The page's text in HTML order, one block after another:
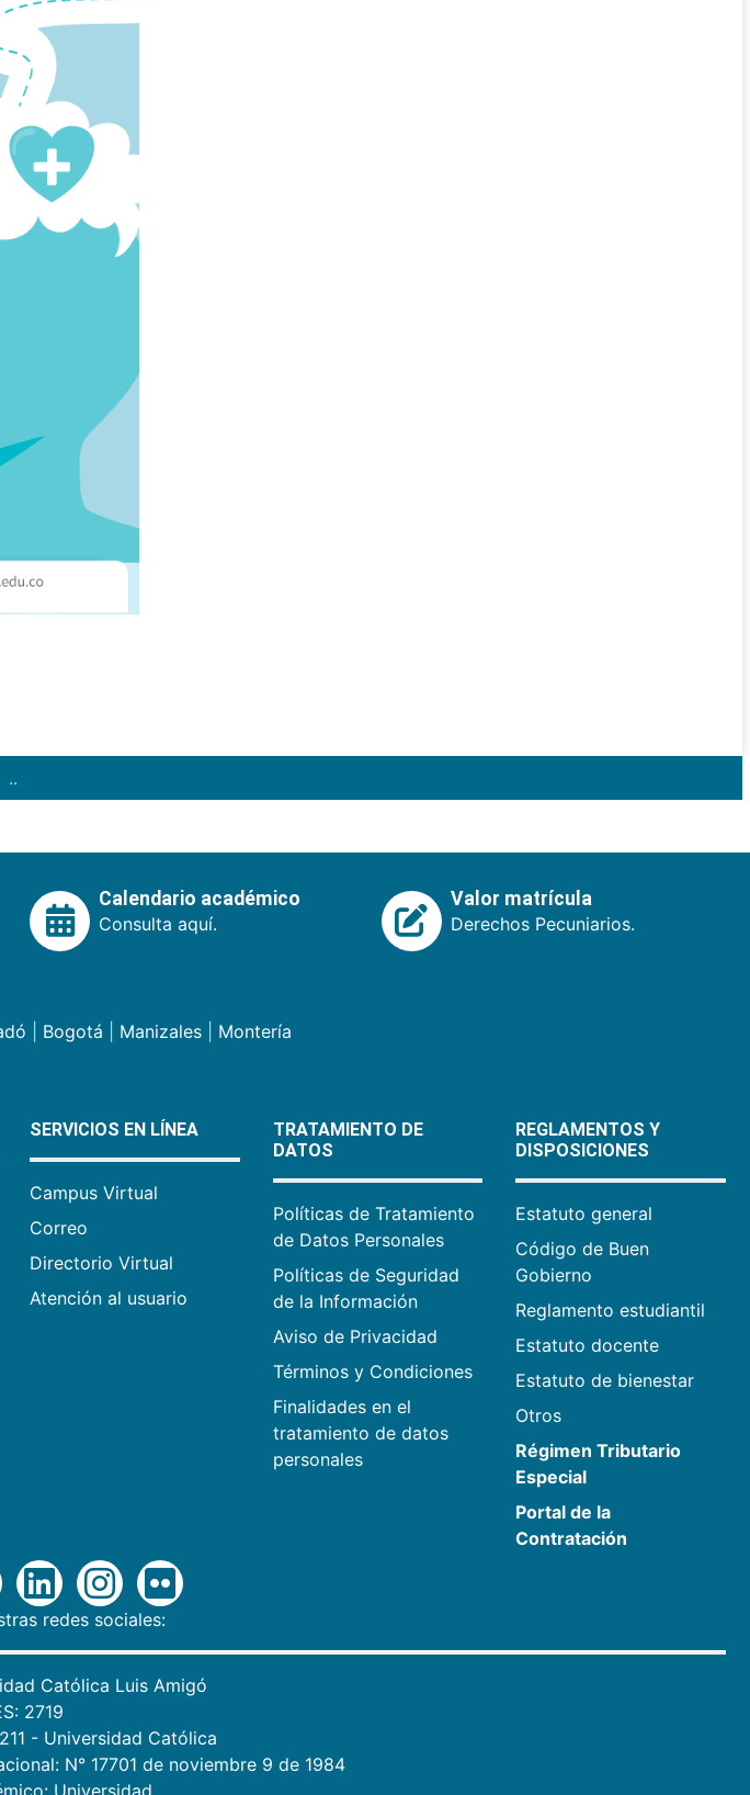
..
Calendario académico
Consulta aquí.
Valor matrícula
Derechos Pecuniarios.
Bogotá Manizales| Montería
SERVICIOS EN LÍNEA
Campus Virtual
Correo
Directorio Virtual
Atención al usuario
TRATAMIENTO DE
DATOS
Políticas de Tratamiento
de Datos Personales
Políticas de Seguridad
de la Información
Aviso de Privacidad
Términos y Condiciones
Finalidades en el
tratamiento de datos
personales
REGLAMENTOS Y
DISPOSICIONES
Estatuto general
Código de Buen
Gobierno
Reglamento estudiantil
Estatuto docente
Estatuto de bienestar
Otros
Régimen Tributario
Especial
Portal de la
Contratación
redes sociales:
Católica Luis Amigó
2719
- Universidad Católica
N° 17701 de noviembre 9 de 1984